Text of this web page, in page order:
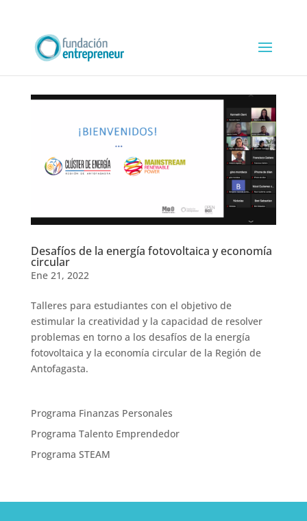
Desafíos de la energía fotovoltaica y economía
circular
Ene 21, 2022
Talleres para estudiantes con el objetivo de
estimular la creatividad y la capacidad de resolver
problemas en torno a los desafíos de la energía
fotovoltaica y la economía circular de la Región de
Antofagasta.
Programa Finanzas Personales
Programa Talento Emprendedor
Programa STEAM